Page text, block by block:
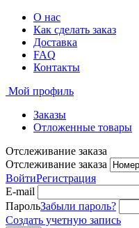
О нас
Как сделать заказ
Доставка
FAQ
Контакты
Мой профиль
Заказы
Отложенные товары
Отслеживание заказа
Отслеживание заказа
ВойтиРегистрация
E-mail
ПарольЗабыли пароль?
Создать учетную запись